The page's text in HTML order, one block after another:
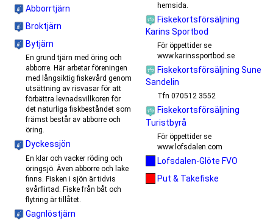
Abborrtjärn
Broktjärn
Bytjärn
En grund tjärn med öring och
abborre. Här arbetar föreningen
med långsiktig fiskevård genom
utsättning av risvasar för att
förbättra levnadsvillkoren för
det naturliga fiskbeståndet som
främst består av abborre och
öring.
Dyckessjön
En klar och vacker röding och
öringsjö. Även abborre och lake
finns. Fisken i sjön är tidvis
svårflirtad. Fiske från båt och
flytring är tillåtet.
Gagnlöstjärn
hemsida.
Fiskekortsförsäljning
Karins Sportbod
För öppettider se
www.karinssportbod.se
Fiskekortsförsäljning Sune
Sandelin
Tfn 070512 3552
Fiskekortsförsäljning
Turistbyrå
För öppettider se
www.lofsdalen.com
Lofsdalen-Glöte FVO
Put & Takefiske